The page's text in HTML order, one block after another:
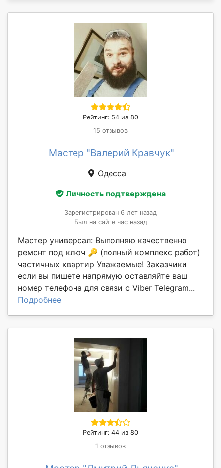
Рейтинг: 54 из 80
15 отзывов
Мастер "Валерий Кравчук"
Одесса
Личность подтверждена
Зарегистрирован 6 лет назад
Был на сайте час назад
Мастер универсал: Выполняю качественно
ремонт под ключ 🔑 (полный комплекс работ)
частичных квартир Уважаемые! Заказчики
если вы пишете напрямую оставляйте ваш
номер телефона для связи с Viber Telegram...
Подробнее
Рейтинг: 44 из 80
1 отзывов